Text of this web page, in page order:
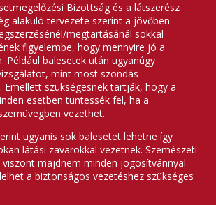
Bizottság és a látszerész
alakuló tervezete szerint a jövőben
megtartásánál sokkal
figyelembe, hogy mennyire jó a
Például balesetek után ugyanúgy
mint most szondás
Emellett szükségesnek tartják, hogy a
esetben tüntessék fel, ha a
vezethet.
ugyanis sok balesetet lehetne így
látási zavarokkal vezetnek. Szemészeti
majdnem minden jogosítvánnyal
a biztonságos vezetéshez szükséges